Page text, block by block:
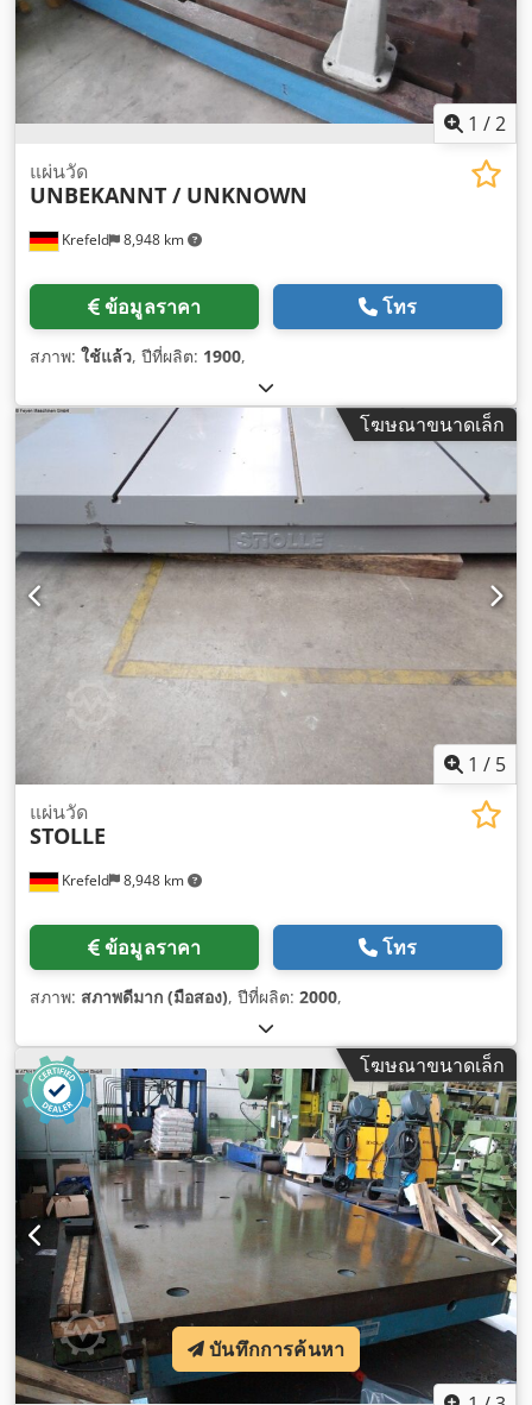
1 /2
Krefeld 8,948 km
แผ่นวัด
UNBEKANNT / UNKNOWN
ข้อมูลราคา โทร
สภาพ: ใช้แล้ว, ปีที่ผลิต: 1900,
โฆษณาขนาดเล็ก
1 / 5
Krefeld 8,948 km
แผ่นวัด
STOLLE
ข้อมูลราคา โทร
สภาพ: สภาพดีมาก (มือสอง), ปีที่ผลิต: 2000,
โฆษณาขนาดเล็ก
บันทึกการค้นหา